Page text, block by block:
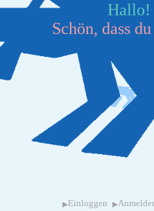
Hallo!
Schön, dass
▸ Einloggen ▸